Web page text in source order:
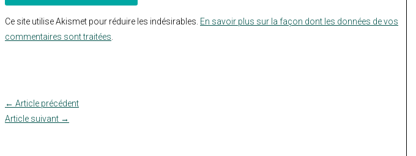
Ce site utilise Akismet pour réduire les indésirables. En savoir plus sur la façon dont les données de vos
commentaires sont traitées.
← Article précédent
Article suivant →